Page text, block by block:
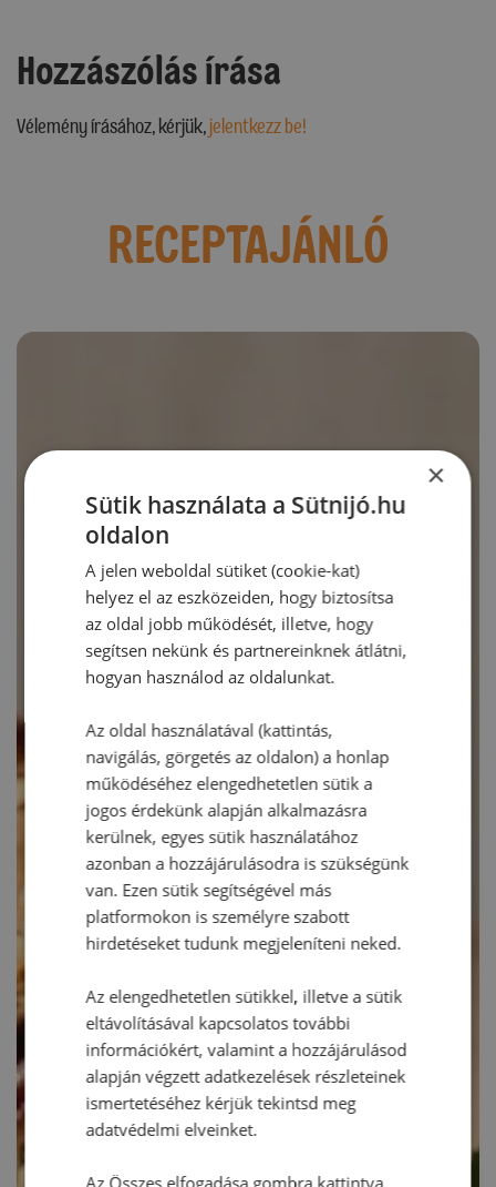
Hozzászólás írása
Vélemény írásához, kérjük,jelentkezz be!
RECEPTAJÁNLÓ
×
Sütik használata a Sütnijó.hu
oldalon
A jelen weboldal sütiket (cookie-kat)
helyez el az eszközeiden, hogy biztosítsa
az oldal jobb működését, illetve, hogy
segítsen nekünk és partnereinknek átlátni,
hogyan használod az oldalunkat.
Az oldal használatával (kattintás,
navigálás, görgetés az oldalon) a honlap
működéséhez elengedhetetlen sütik a
jogos érdekünk alapján alkalmazásra
kerülnek, egyes sütik használatához
azonban a hozzájárulásodra is szükségünk
van. Ezen sütik segítségével más
platformokon is személyre szabott
hirdetéseket tudunk megjeleníteni neked.
Az elengedhetetlen sütikkel, illetve a sütik
eltávolításával kapcsolatos további
információkért, valamint a hozzájárulásod
alapján végzett adatkezelések részleteinek
ismertetéséhez kérjük tekintsd meg
adatvédelmi elveinket.
Az Összes elfogadása gombra kattintva